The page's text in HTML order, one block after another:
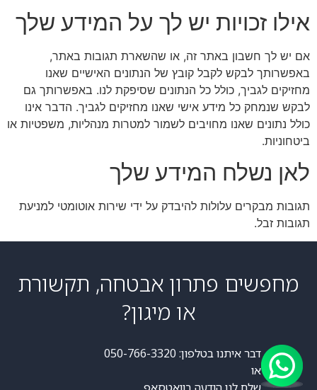
אילו זכויות יש לך על המידע שלך
אם יש לך חשבון באתר זה, או שהשארת תגובות באתר,
באפשרותך לבקש לקבל קובץ של הנתונים האישיים שאנו
מחזיקים לגביך, כולל כל הנתונים שסיפקת לנו. באפשרותך גם
לבקש שנמחק כל מידע אישי שאנו מחזיקים לגביך. הדבר אינו
כולל נתונים שאנו מחויבים לשמור למטרות מנהליות, משפטיות או
ביטחוניות.
לאן נשלח המידע שלך
תגובות מבקרים עלולות להיבדק על ידי שירות אוטומטי למניעת
תגובות זבל.
מחפשים פתרון אבטחה, תקשורת
או מיגון?
דבר איתנו בטלפון: 050-766-3320
או